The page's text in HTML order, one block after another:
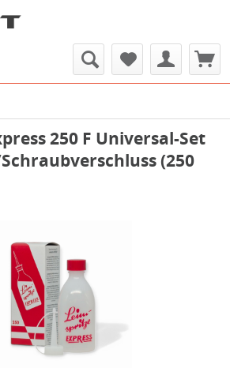
250 F Universal-Set
(250